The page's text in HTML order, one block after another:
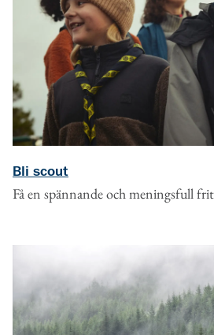
Bli scout
Få en spännande och meningsfull